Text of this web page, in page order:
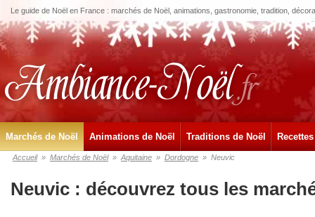
Le guide de Noël en France : marchés de Noël, animations, gastronomie, tradition,
Marchés de Noël Animations de Noël Traditions de Noël
Accueil » Marchés de Noël » Aquitaine » Dordogne » Neuvic
Neuvic : découvrez tous les